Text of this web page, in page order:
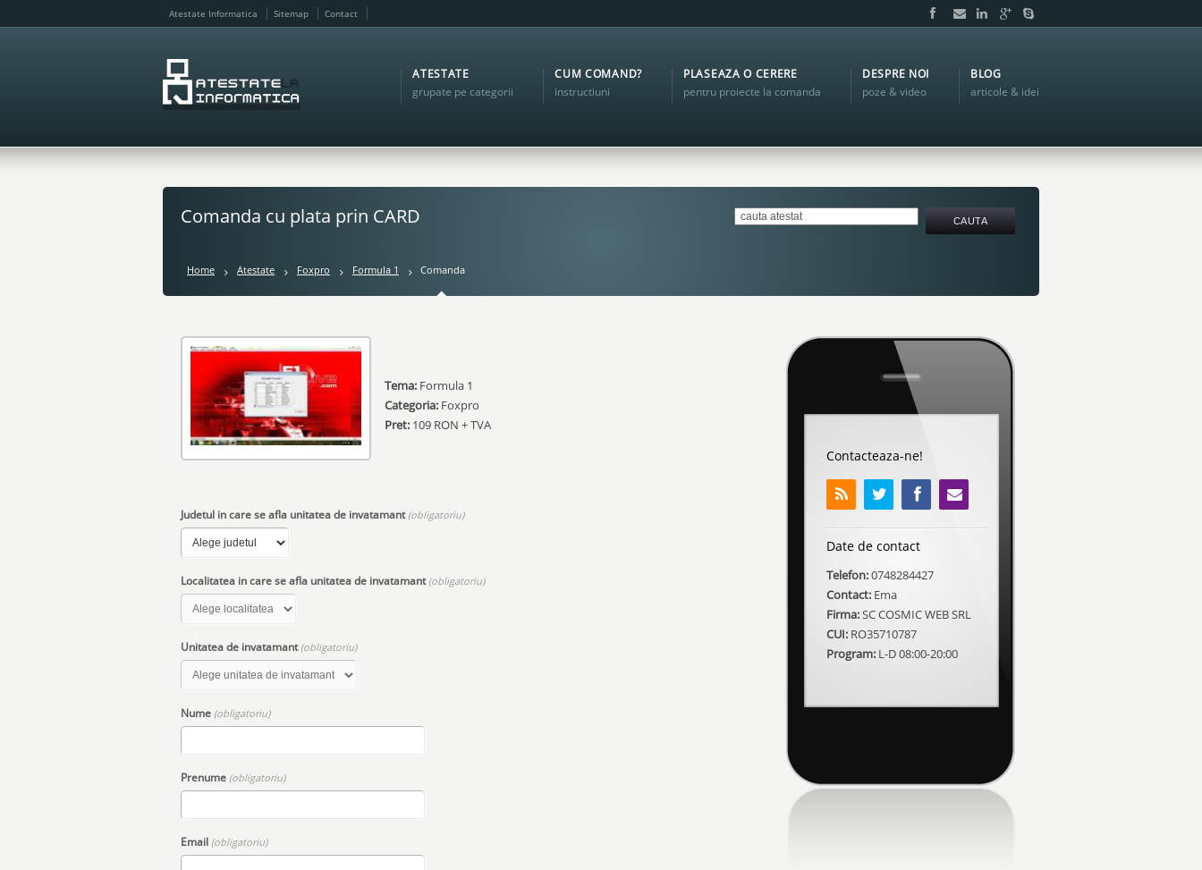
Atestate Informatica Sitemap Contact
ATESTATE
grupate pe categorii
CUM COMAND?
instructiuni
PLASEAZA O CERERE
pentru proiecte la comanda
DESPRE NOI
poze & video
BLOG
articole & idei
Comanda cu plata prin CARD
Home Atestate Foxpro Formula 1 Comanda
Tema: Formula 1
Categoria: Foxpro
Pret: 109 RON + TVA
Judetul in care se afla unitatea de invatamant (obligatoriu)
Localitatea in care se afla unitatea de invatamant (obligatoriu)
Unitatea de invatamant (obligatoriu)
Nume (obligatoriu)
Prenume (obligatoriu)
Email (obligatoriu)
Contacteaza-ne!
Date de contact
Telefon:0748284427
Contact: Ema
Firma:SC COSMIC WEB SRL
CUI: RO35710787
Program: L-D 08:00-20:00